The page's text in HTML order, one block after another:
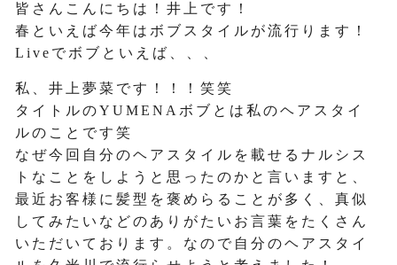
皆さんこんにちは！井上です！
春といえば今年はボブスタイルが流行ります！
Liveでボブといえば、、、
私、井上夢菜です！！！笑笑
タイトルのYUMENAボブとは私のヘアスタイ
ルのことです笑
なぜ今回自分のヘアスタイルを載せるナルシス
トなことをしようと思ったのかと言いますと、
最近お客様に髪型を褒めらることが多く、真似
してみたいなどのありがたいお言葉をたくさん
いただいております。なので自分のヘアスタイ